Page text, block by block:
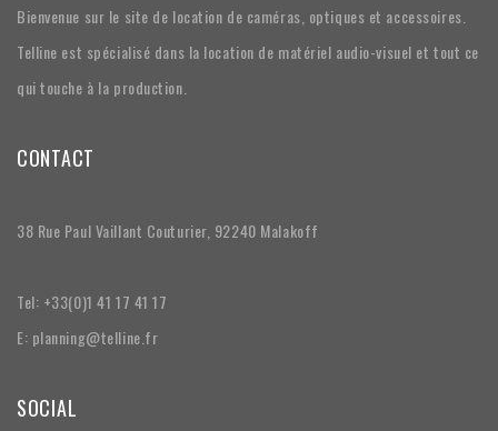
Bienvenue sur le site de location de caméras, optiques et accessoires.
Telline est spécialisé dans la location de matériel audio-visuel et tout ce
qui touche à la production.
CONTACT
38 Rue Paul Vaillant Couturier, 92240 Malakoff
Tel: +33(0)1 41 17 41 17
E: planning@telline.fr
SOCIAL